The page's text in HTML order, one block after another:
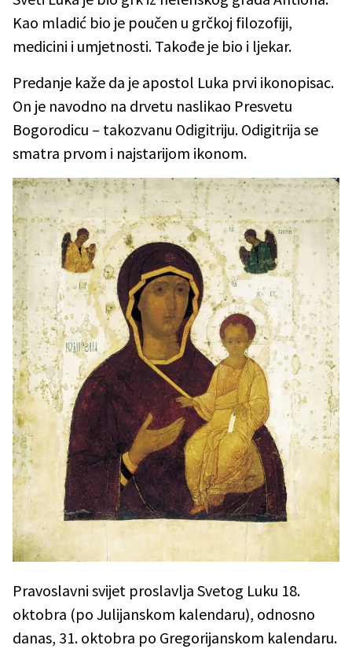
Kao mladić bio je poučen u grčkoj filozofiji,
medicini i umjetnosti. Takođe je bio i ljekar.
Predanje kaže da je apostol Luka prvi ikonopisac.
On je navodno na drvetu naslikao Presvetu
Bogorodicu – takozvanu Odigitriju. Odigitrija se
smatra prvom i najstarijom ikonom.
Pravoslavni svijet proslavlja Svetog Luku 18.
oktobra (po Julijanskom kalendaru), odnosno
danas, 31. oktobra po Gregorijanskom kalendaru.